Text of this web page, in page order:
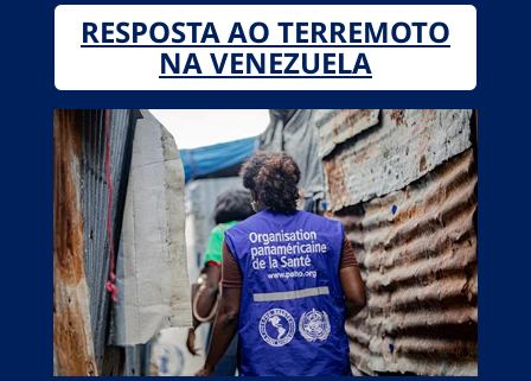
RESPOSTA AO TERREMOTO
NA VENEZUELA